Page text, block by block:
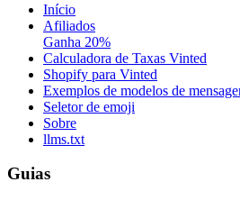
Início
Afiliados
Ganha 20%
Calculadora de Taxas Vinted
Shopify para Vinted
Exemplos de modelos de
Seletor de emoji
Sobre
llms.txt
Guias